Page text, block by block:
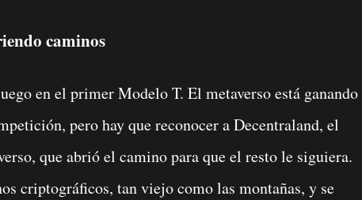
caminos
en el primer Modelo T. El metaverso está ganando
pero hay que reconocer a Decentraland, el
que abrió el camino para que el resto le siguiera.
criptográficos, tan viejo como las montañas, y se